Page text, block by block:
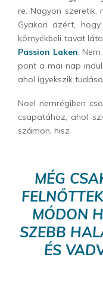
re. Nagyon szeretik,
Gyakori azért,
környékbeli tavat
Passion Laken.
pont a mai nap
ahol igyekszik
Noel nemrégiben
csapatához, ahol
számon, hisz
MÉG
MÓDON
SZEBB
ÉS